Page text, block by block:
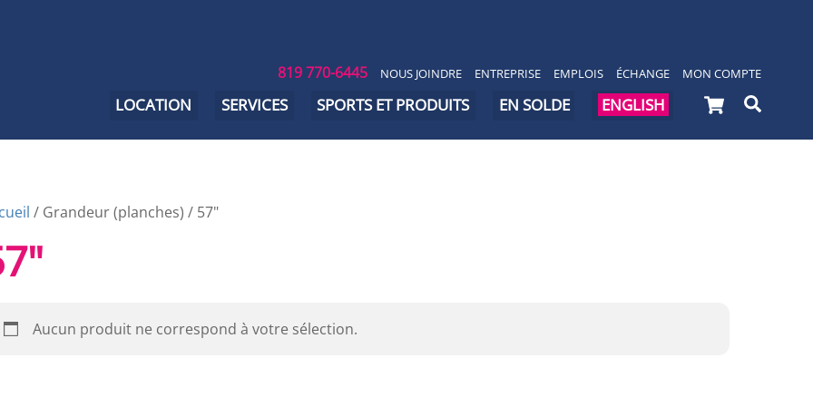
819 770-6445 NOUS JOINDRE ENTREPRISE EMPLOIS ÉCHANGE MON COMPTE
Cart
LOCATION SERVICES SPORTS ET PRODUITS EN SOLDE ENGLISH
/ Grandeur (planches) / 57"
Aucun produit ne correspond à votre sélection.